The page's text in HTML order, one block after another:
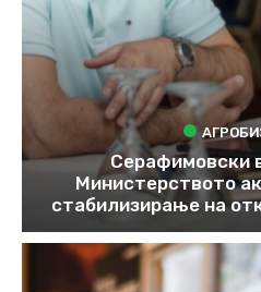
Серафимовски
Министерството
стабилизирање на